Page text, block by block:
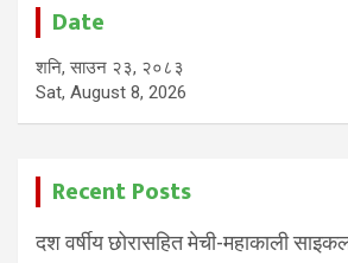
Date
शनि, साउन २३, २०८३
Sat, August 8, 2026
Recent Posts
दश वर्षीय छोरासहित मेची-महाकाली